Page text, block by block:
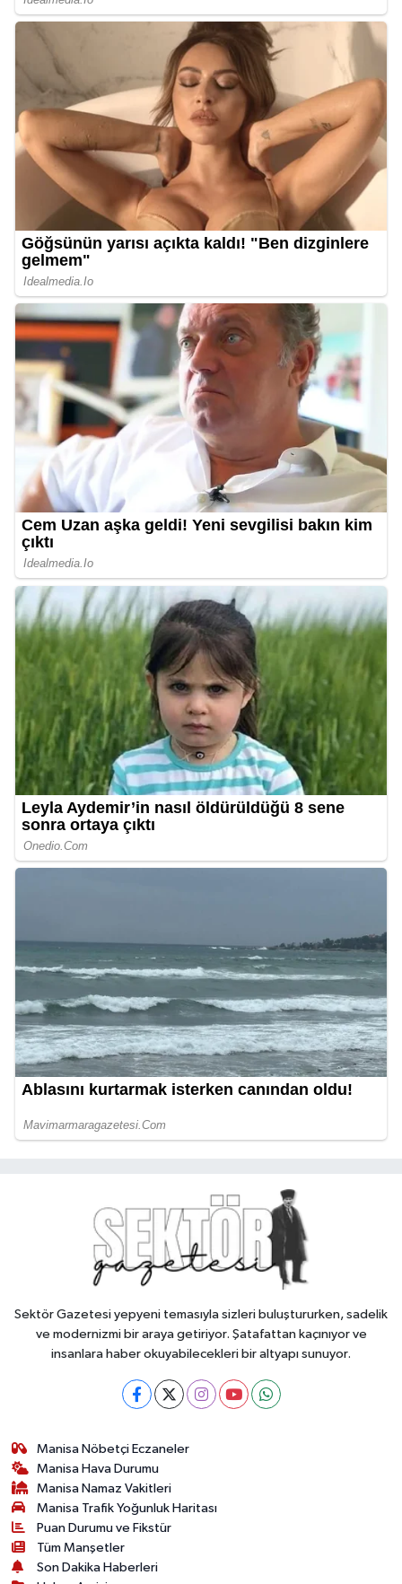
Sektör Gazetesi yepyeni temasıyla sizleri buluştururken, sadelik
ve modernizmi bir araya getiriyor. Şatafattan kaçınıyor ve
insanlara haber okuyabilecekleri bir altyapı sunuyor.
Manisa Nöbetçi Eczaneler
Manisa Hava Durumu
Manisa Namaz Vakitleri
Manisa Trafik Yoğunluk Haritası
Puan Durumu ve Fikstür
Tüm Manşetler
Son Dakika Haberleri